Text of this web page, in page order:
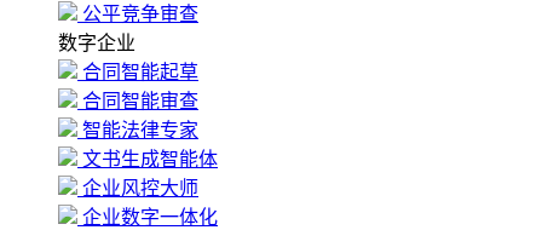
公平竞争审查
数字企业
合同智能起草
合同智能审查
智能法律专家
文书生成智能体
企业风控大师
企业数字一体化